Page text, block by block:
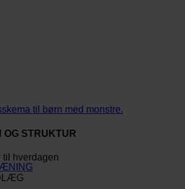
OG STRUKTUR
hverdagen